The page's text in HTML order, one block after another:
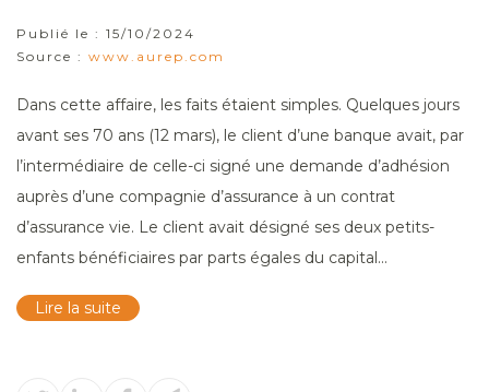
Publié le : 15/10/2024
Source : www.aurep.com
Dans cette affaire, les faits étaient simples. Quelques jours
avant ses 70 ans (12 mars), le client d’une banque avait, par
l’intermédiaire de celle-ci signé une demande d’adhésion
auprès d’une compagnie d’assurance à un contrat
d’assurance vie. Le client avait désigné ses deux petits-
enfants bénéficiaires par parts égales du capital...
Lire la suite